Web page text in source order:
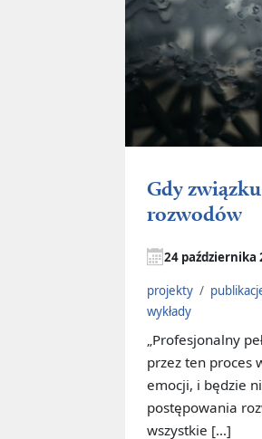
Gdy
rozwodów
24 października
projekty /
wykłady
„Profesjonalny
przez ten proces
emocji, i będzie
postępowania
wszystkie […]